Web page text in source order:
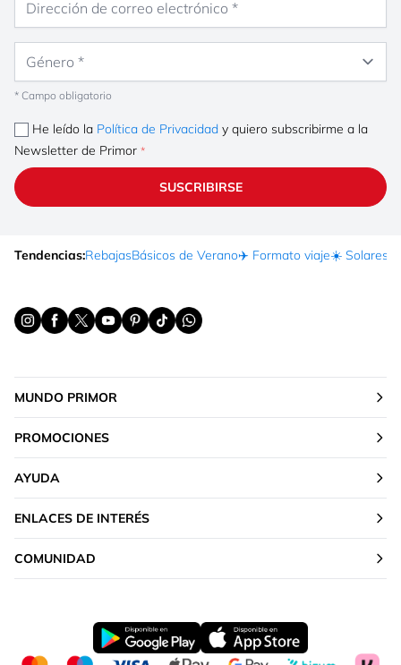
* Campo obligatorio
He leído la Política de Privacidad y quiero subscribirme a la
Newsletter de Primor
SUSCRIBIRSE
Tendencias:RebajasBásicos de Verano✈️ Formato viaje☀️ Solares
MUNDO PRIMOR
PROMOCIONES
AYUDA
ENLACES DE INTERÉS
COMUNIDAD